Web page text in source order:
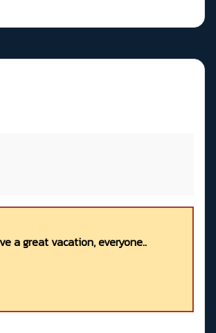
a great vacation, everyone..